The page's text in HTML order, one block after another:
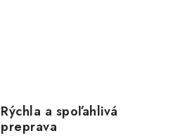
Rýchla a spoľahlivá
preprava